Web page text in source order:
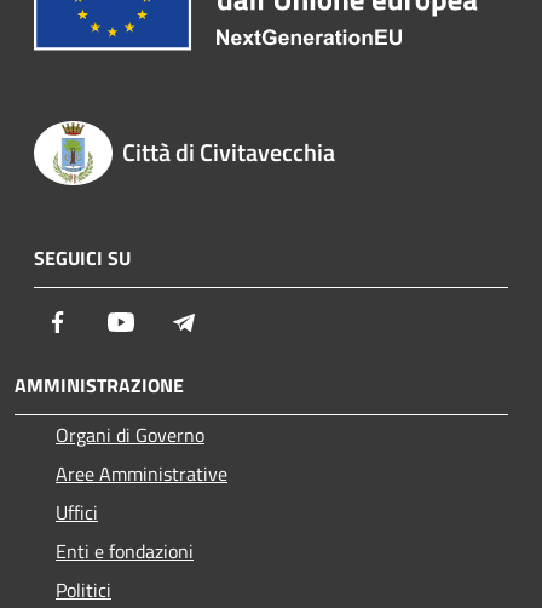
Città di Civitavecchia
SEGUICI SU
Facebook Youtube
AMMINISTRAZIONE
Organi di Governo
Aree Amministrative
Uffici
Enti e fondazioni
Politici